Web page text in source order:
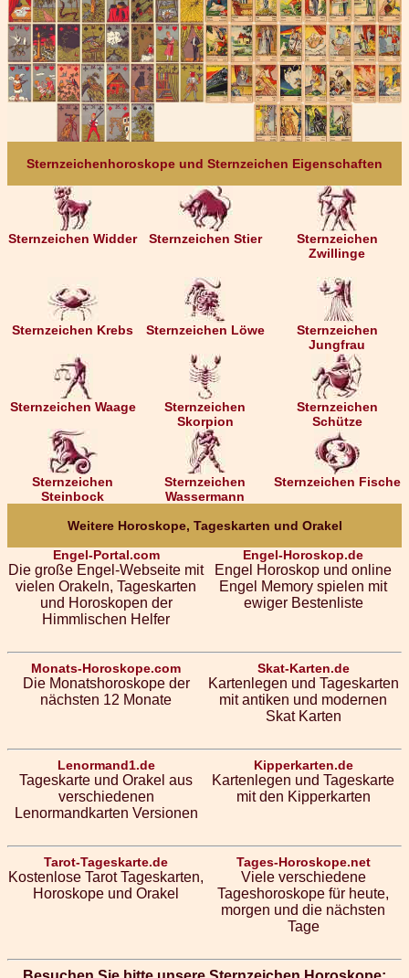
Sternzeichenhoroskope und Sternzeichen Eigenschaften
Sternzeichen Widder Sternzeichen Stier
Sternzeichen
Zwillinge
Sternzeichen Krebs Sternzeichen Löwe
Sternzeichen
Jungfrau
Sternzeichen Waage
Sternzeichen
Skorpion
Sternzeichen
Schütze
Sternzeichen
Steinbock
Sternzeichen
Wassermann
Sternzeichen Fische
Weitere Horoskope, Tageskarten und Orakel
Engel-Portal.com
Die große Engel-Webseite mit
vielen Orakeln, Tageskarten
und Horoskopen der
Himmlischen Helfer
Engel-Horoskop.de
Engel Horoskop und online
Engel Memory spielen mit
ewiger Bestenliste
Monats-Horoskope.com
Die Monatshoroskope der
nächsten 12 Monate
Skat-Karten.de
Kartenlegen und Tageskarten
mit antiken und modernen
Skat Karten
Lenormand1.de
Tageskarte und Orakel aus
verschiedenen
Lenormandkarten Versionen
Kipperkarten.de
Kartenlegen und Tageskarte
mit den Kipperkarten
Tarot-Tageskarte.de
Kostenlose Tarot Tageskarten,
Horoskope und Orakel
Tages-Horoskope.net
Viele verschiedene
Tageshoroskope für heute,
morgen und die nächsten
Tage